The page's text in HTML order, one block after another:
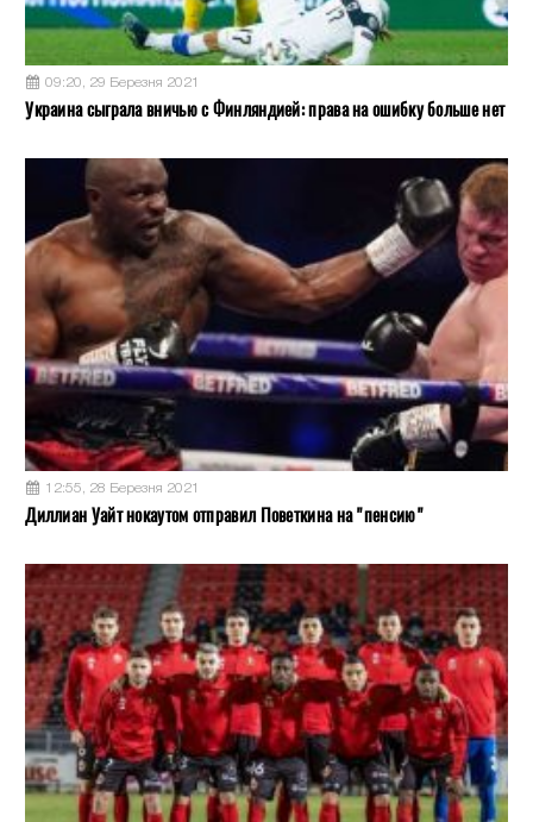
09:20, 29 Березня 2021
Украина сыграла вничью с Финляндией: права на ошибку больше нет
12:55, 28 Березня 2021
Диллиан Уайт нокаутом отправил Поветкина на "пенсию"